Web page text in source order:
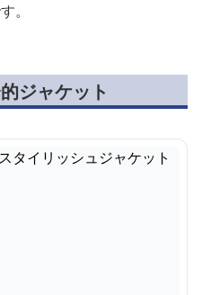
。
ジャケット